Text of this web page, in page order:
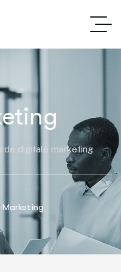
digitale marketing